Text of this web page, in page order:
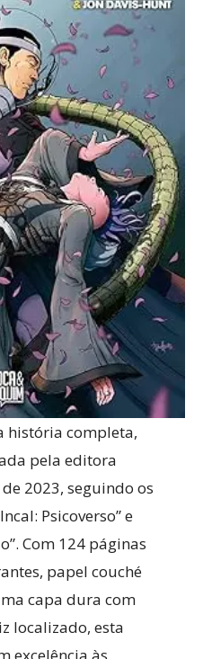
história completa,
pela editora
2023, seguindo os
Psicoverso” e
Com 124 páginas
papel couché
capa dura com
localizado, esta